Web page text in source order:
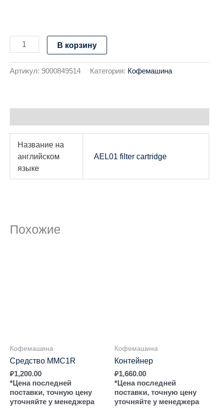
В корзину
Артикул: 9000849514 Категория: Кофемашина
Название на
английском
языке
AEL01 filter cartridge
Похожие
Кофемашина
Средство MMC1R
₽1,200.00
*Цена последней
поставки, точную цену
уточняйте у менеджера
Кофемашина
Контейнер
₽1,660.00
*Цена последней
поставки, точную цену
уточняйте у менеджера